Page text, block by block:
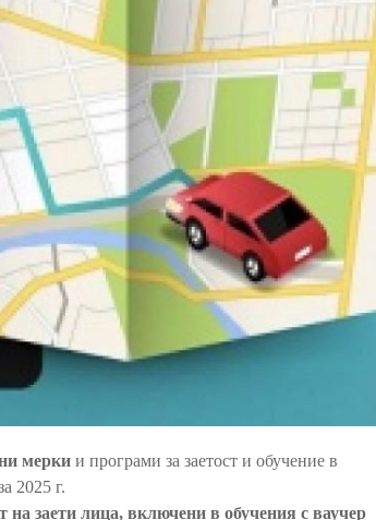
мерки и програми за заетост и обучение в
2025 г.
на заети лица, включени в обучения с ваучер